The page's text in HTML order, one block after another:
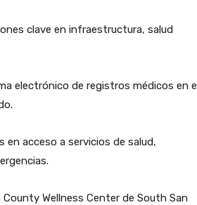
clave en infraestructura, salud
electrónico de registros médicos en el
en acceso a servicios de salud,
Wellness Center de South San